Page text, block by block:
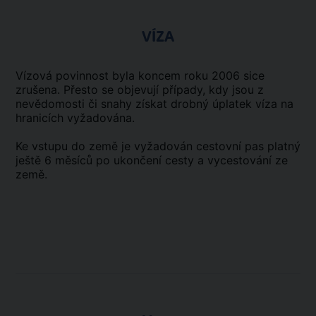
VÍZA
Vízová povinnost byla koncem roku 2006 sice
zrušena. Přesto se objevují případy, kdy jsou z
nevědomosti či snahy získat drobný úplatek víza na
hranicích vyžadována.
Ke vstupu do země je vyžadován cestovní pas platný
ještě 6 měsíců po ukončení cesty a vycestování ze
země.